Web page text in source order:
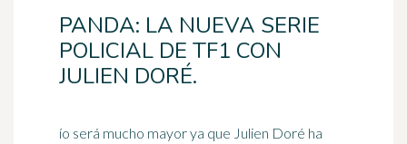
PANDA: LA NUEVA SERIE
POLICIAL DE TF1 CON
JULIEN DORÉ.
ío será mucho mayor ya que Julien Doré ha